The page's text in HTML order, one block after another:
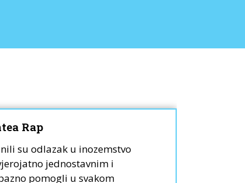
Rap
su odlazak u inozemstvo
jednostavnim i
pomogli u svakom